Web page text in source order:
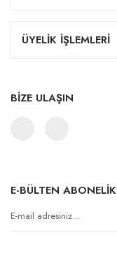
ÜYELİK İŞLEMLERİ
BİZE ULAŞIN
E-BÜLTEN ABONELİK